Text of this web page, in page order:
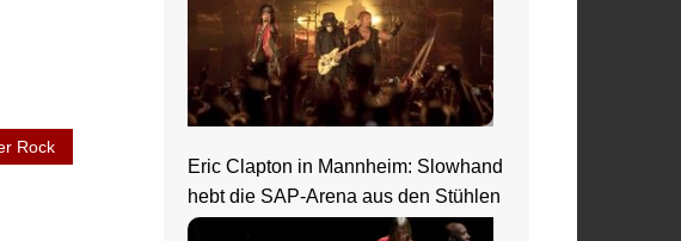
Rock
Eric Clapton in Mannheim: Slowhand
hebt die SAP-Arena aus den Stühlen